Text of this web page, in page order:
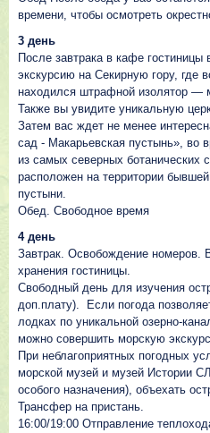
времени, чтобы осмотреть
3 день
После завтрака в кафе гостиницы
экскурсию на Секирную гору, где
находился штрафной изолятор —
Также вы увидите уникальную
Затем вас ждет не менее
сад - Макарьевская пустынь», во
из самых северных ботанических
расположен на территории
пустыни.
Обед. Свободное время
4 день
Завтрак. Освобождение номеров.
хранения гостиницы.
Свободный день для изучения
доп.плату). Если погода
лодках по уникальной озерно-
можно совершить морскую
При неблагоприятных погодных
морской музей и музей Истории
особого назначения), объехать
Трансфер на пристань.
16:00/19:00 Отправление